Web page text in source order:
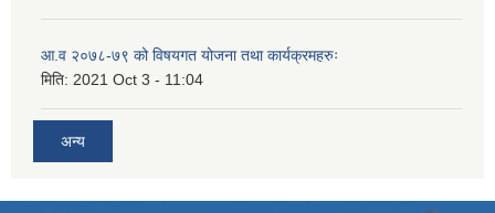
आ.व २०७८-७९ को विषयगत योजना तथा कार्यक्रमहरुः
मिति: 2021 Oct 3 - 11:04
अन्य